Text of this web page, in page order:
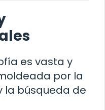
es vasta y
por la
la búsqueda de